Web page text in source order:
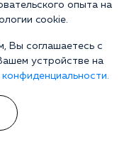
опыта на
cookie.
Вы соглашаетесь с
устройстве на
конфиденциальности.